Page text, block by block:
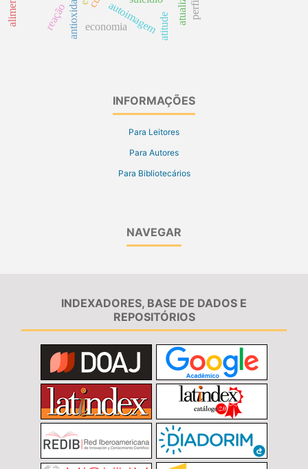
autoimagem
economia
reação atitude
INFORMAÇÕES
Para Leitores
Para Autores
Para Bibliotecários
NAVEGAR
INDEXADORES, BASE DE DADOS E
REPOSITÓRIOS